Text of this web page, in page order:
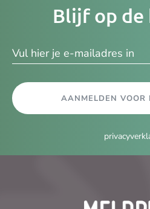
Blijf op de
AANMELDEN VOOR